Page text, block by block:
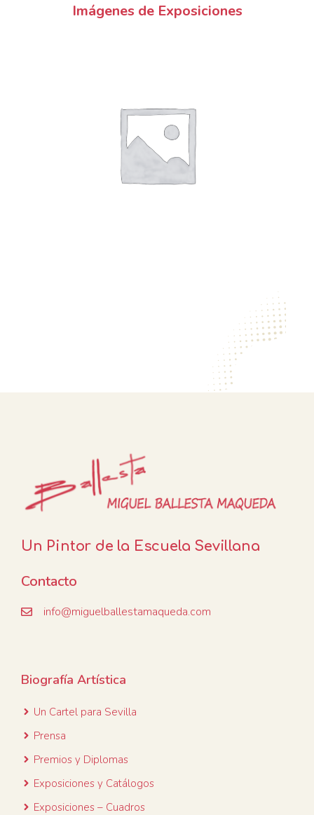
Imágenes de Exposiciones
Un Pintor de la Escuela Sevillana
Contacto
info@miguelballestamaqueda.com
Biografía Artística
Un Cartel para Sevilla
Prensa
Premios y Diplomas
Exposiciones y Catálogos
Exposiciones – Cuadros